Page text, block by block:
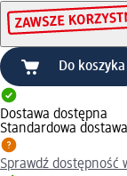
Do koszyka
Dostawa dostępna
Standardowa
Sprawdź dostępność